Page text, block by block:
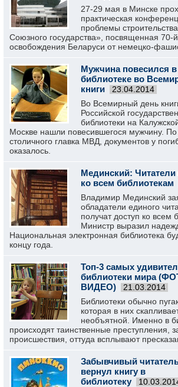
27-29 мая в Минске
практическая
проблемы
Союзного государства», посвященная 70-
освобождения Беларуси от немецко-
Мужчина повесился в
библиотеке во
книги
23.04.2014
Во Всемирный день
Российской
библиотеки на
Москве нашли повесившегося мужчину.
столичного главка МВД, документов у
оказалось.
Мединский: Читатели
ко всем библиотекам
Владимир Мединский
обладатели единого
получат доступ ко всем
Министр выразил
Национальная электронная библиотека
концу года.
Топ-3 самых
библиотеки мира
ВИДЕО)
21.03.2014
Библиотеки обычно
которая в них
необъятной. Именно в
происходят таинственные преступления,
происшествия, оттуда всплывают
Забывчивый
вернул книгу в
библиотеку